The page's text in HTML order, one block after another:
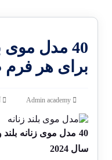
40 مدل
برای هر
Admin academy
40 مدل موی زنانه
سال 2024